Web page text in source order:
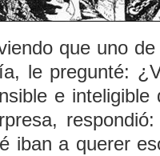
que uno
le pregunté:
e
iban a querer